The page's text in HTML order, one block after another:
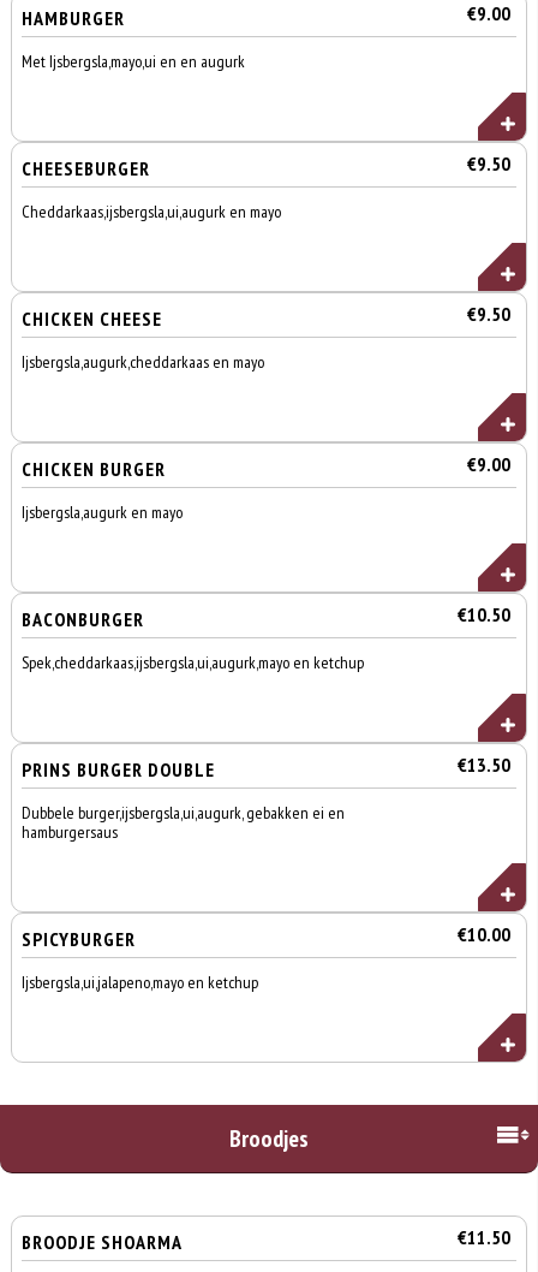
HAMBURGER €9.00
Met Ijsbergsla,mayo,ui en en augurk
CHEESEBURGER €9.50
Cheddarkaas,ijsbergsla,ui,augurk en mayo
CHICKEN CHEESE €9.50
Ijsbergsla,augurk,cheddarkaas en mayo
CHICKEN BURGER €9.00
Ijsbergsla,augurk en mayo
BACONBURGER €10.50
Spek,cheddarkaas,ijsbergsla,ui,augurk,mayo en ketchup
PRINS BURGER DOUBLE €13.50
Dubbele burger,ijsbergsla,ui,augurk, gebakken ei en
hamburgersaus
SPICYBURGER €10.00
Ijsbergsla,ui,jalapeno,mayo en ketchup
Broodjes
BROODJE SHOARMA €11.50